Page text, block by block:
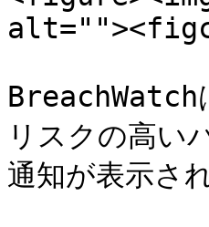
BreachWatch
リスクの高い
通知が表示さ